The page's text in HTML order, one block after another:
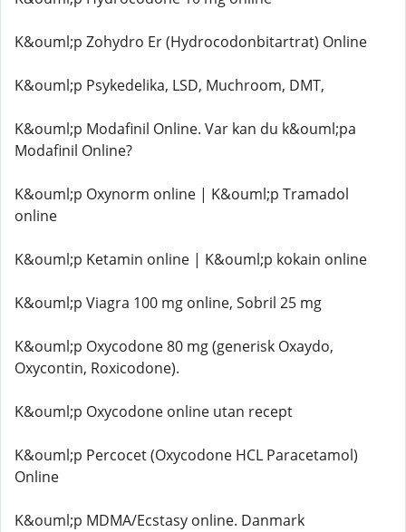
K&ouml;p Zohydro Er (Hydrocodonbitartrat) Online
K&ouml;p Psykedelika, LSD, Muchroom, DMT,
K&ouml;p Modafinil Online. Var kan du k&ouml;pa
Modafinil Online?
K&ouml;p Oxynorm online | K&ouml;p Tramadol
online
K&ouml;p Ketamin online | K&ouml;p kokain online
K&ouml;p Viagra 100 mg online, Sobril 25 mg
K&ouml;p Oxycodone 80 mg (generisk Oxaydo,
Oxycontin, Roxicodone).
K&ouml;p Oxycodone online utan recept
K&ouml;p Percocet (Oxycodone HCL Paracetamol)
Online
K&ouml;p MDMA/Ecstasy online. Danmark